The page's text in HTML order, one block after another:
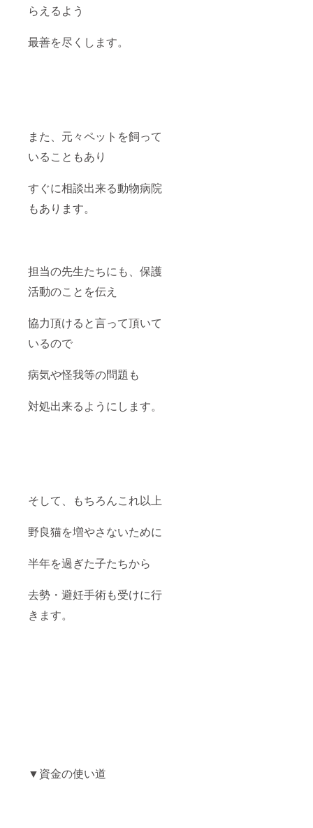
らえるよう
最善を尽くします。
また、元々ペットを飼って
いることもあり
すぐに相談出来る動物病院
もあります。
担当の先生たちにも、保護
活動のことを伝え
協力頂けると言って頂いて
いるので
病気や怪我等の問題も
対処出来るようにします。
そして、もちろんこれ以上
野良猫を増やさないために
半年を過ぎた子たちから
去勢・避妊手術も受けに行
きます。
▼資金の使い道